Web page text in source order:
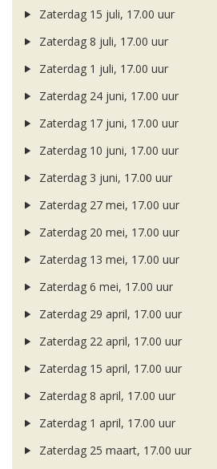
Zaterdag 15 juli, 17.00 uur
Zaterdag 8 juli, 17.00 uur
Zaterdag 1 juli, 17.00 uur
Zaterdag 24 juni, 17.00 uur
Zaterdag 17 juni, 17.00 uur
Zaterdag 10 juni, 17.00 uur
Zaterdag 3 juni, 17.00 uur
Zaterdag 27 mei, 17.00 uur
Zaterdag 20 mei, 17.00 uur
Zaterdag 13 mei, 17.00 uur
Zaterdag 6 mei, 17.00 uur
Zaterdag 29 april, 17.00 uur
Zaterdag 22 april, 17.00 uur
Zaterdag 15 april, 17.00 uur
Zaterdag 8 april, 17.00 uur
Zaterdag 1 april, 17.00 uur
Zaterdag 25 maart, 17.00 uur